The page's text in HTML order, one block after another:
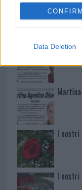
CONFIRM
Data Deletion
Mario
Paolo
I nostri
I nostri